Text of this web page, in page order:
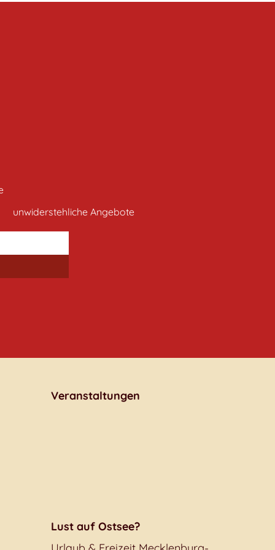
unwiderstehliche Angebote
Veranstaltungen
Lust auf Ostsee?